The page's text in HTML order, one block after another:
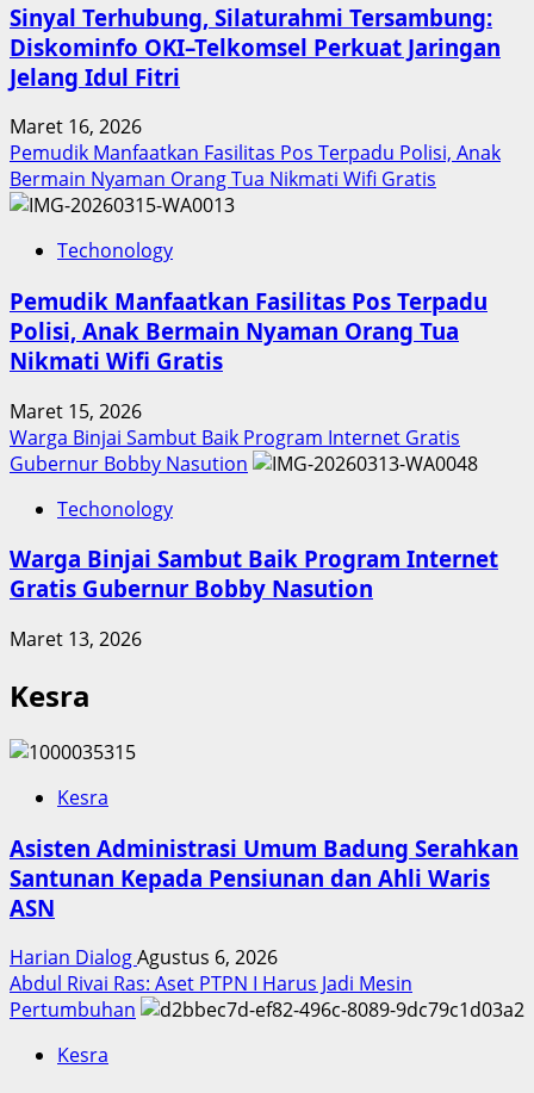
Sinyal Terhubung, Silaturahmi Tersambung:
Diskominfo OKI–Telkomsel Perkuat Jaringan
Jelang Idul Fitri
Maret 16, 2026
Pemudik Manfaatkan Fasilitas Pos Terpadu Polisi, Anak
Bermain Nyaman Orang Tua Nikmati Wifi Gratis
Techonology
Pemudik Manfaatkan Fasilitas Pos Terpadu
Polisi, Anak Bermain Nyaman Orang Tua
Nikmati Wifi Gratis
Maret 15, 2026
Warga Binjai Sambut Baik Program Internet Gratis
Gubernur Bobby Nasution
Techonology
Warga Binjai Sambut Baik Program Internet
Gratis Gubernur Bobby Nasution
Maret 13, 2026
Kesra
Kesra
Asisten Administrasi Umum Badung Serahkan
Santunan Kepada Pensiunan dan Ahli Waris
ASN
Harian DialogAgustus 6, 2026
Abdul Rivai Ras: Aset PTPN I Harus Jadi Mesin
Pertumbuhan
Kesra